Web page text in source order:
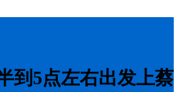
到5点左右出发上蔡